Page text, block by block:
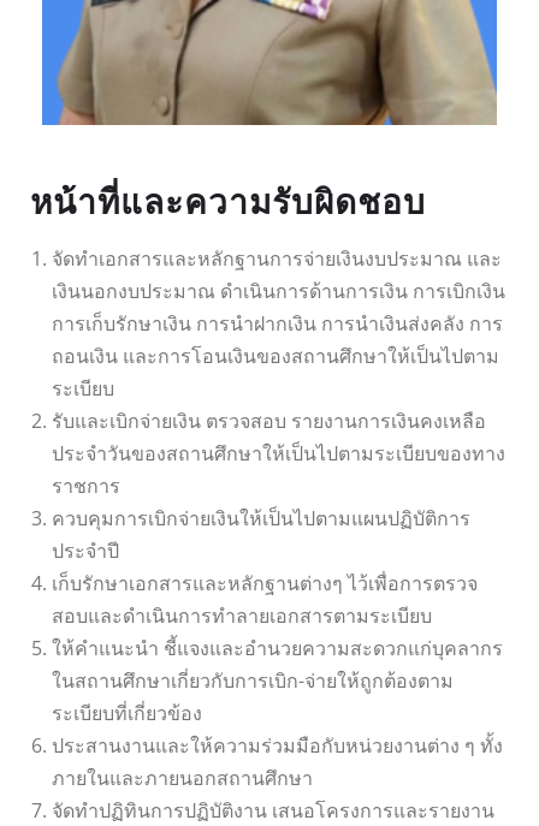
หน้าที่และความรับผิดชอบ
จัดทำเอกสารและหลักฐานการจ่ายเงินงบประมาณ และ
เงินนอกงบประมาณ ดำเนินการด้านการเงิน การเบิกเงิน
การเก็บรักษาเงิน การนำฝากเงิน การนำเงินส่งคลัง การ
ถอนเงิน และการโอนเงินของสถานศึกษาให้เป็นไปตาม
ระเบียบ
รับและเบิกจ่ายเงิน ตรวจสอบ รายงานการเงินคงเหลือ
ประจำวันของสถานศึกษาให้เป็นไปตามระเบียบของทาง
ราชการ
ควบคุมการเบิกจ่ายเงินให้เป็นไปตามแผนปฏิบัติการ
ประจำปี
เก็บรักษาเอกสารและหลักฐานต่างๆ ไว้เพื่อการตรวจ
สอบและดำเนินการทำลายเอกสารตามระเบียบ
ให้คำแนะนำ ชี้แจงและอำนวยความสะดวกแก่บุคลากร
ในสถานศึกษาเกี่ยวกับการเบิก-จ่ายให้ถูกต้องตาม
ระเบียบที่เกี่ยวข้อง
ประสานงานและให้ความร่วมมือกับหน่วยงานต่าง ๆ ทั้ง
ภายในและภายนอกสถานศึกษา
จัดทำปฏิทินการปฏิบัติงาน เสนอโครงการและรายงาน